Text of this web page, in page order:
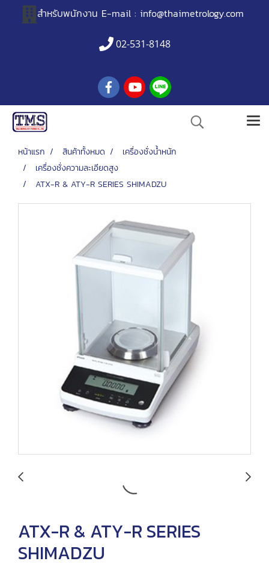
สำหรับพนักงาน E-mail : info@thaimetrology.com
02-531-8148
หน้าแรก สินค้าทั้งหมด
เครื่องชั่งน้ำหนัก
เครื่องชั่งความละเอียดสูง
ATX-R & ATY-R SERIES SHIMADZU
ATX-R & ATY-R SERIES
SHIMADZU